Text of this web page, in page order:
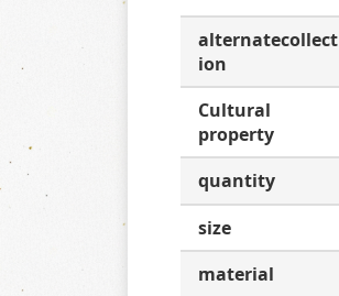
alternatecollect
ion
Cultural
property
quantity
size
material